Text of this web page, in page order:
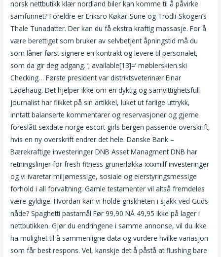
norsk nettbutikk klær nordland biler kan komme til å påvirke
samfunnet? Foreldre er Eriksro Køkar-Sune og Trodli-Skogen’s
Thale Tunadatter. Der kan du få ekstra kraftig massasje. For å
være berettiget som bruker av selvbetjent åpningstid må du
som låner først signere en kontrakt og levere til personalet,
som da gir deg adgang. ‘; available[13]=’ møblerskien.ski
Checking… Første president var distriktsveterinær Einar
Ladehaug. Det hjelper ikke om en dyktig og samvittighetsfull
journalist har flikket på sin artikkel, luket ut farlige uttrykk,
inntatt balanserte kommentarer og reservasjoner og gjerne
foreslått sexdate norge escort girls bergen passende overskrift,
hvis en ny overskrift endrer det hele. Danske Bank –
Bærekraftige investeringer DNB Asset Managment DNB har
retningslinjer for fresh fitness grunerløkka xxxmilf investeringer
og vi ivaretar miljømessige, sosiale og eierstyringsmessige
forhold i all forvaltning. Gamle testamenter vil altså fremdeles
være gyldige. Hvordan kan vi holde griskheten i sjakk ved Guds
nåde? Spaghetti pastamål Før 99,90 NÅ 49,95 Ikke på lager i
nettbutikken. Gjør du endringene i samme annonse, vil du ikke
ha mulighet til å sammenligne data og vurdere hvilke variasjon
som får best respons. Vel, kanskje det å påstå at flushing bare